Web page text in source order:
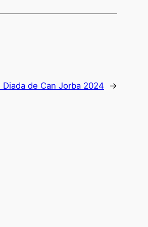
Diada de Can Jorba 2024 →